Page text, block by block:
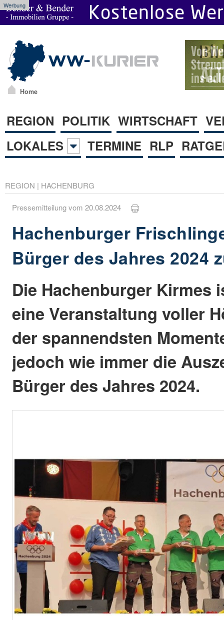
Werbung
Home
REGION POLITIK WIRTSCHAFT
LOKALES
TERMINE RLP
REGION | HACHENBURG
Pressemitteilung vom 20.08.2024
Hachenburger
Bürger des Jahres 2024
Die Hachenburger Kirmes
eine Veranstaltung voller
der spannendsten
jedoch wie immer die
Bürger des Jahres 2024.